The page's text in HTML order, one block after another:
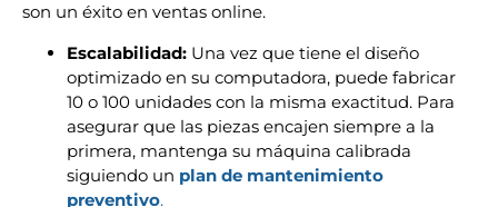
son un éxito en ventas online.
Escalabilidad: Una vez que tiene el diseño
optimizado en su computadora, puede fabricar
10 o 100 unidades con la misma exactitud. Para
asegurar que las piezas encajen siempre a la
primera, mantenga su máquina calibrada
siguiendo un plan de mantenimiento
preventivo.